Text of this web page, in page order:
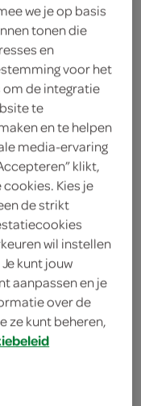
bij de
voor het rollen
een Japans
we je op basis
tonen die
en
voor het
de integratie
te
en te helpen
media-ervaring
klikt,
Kies je
de strikt
wil instellen
kunt jouw
aanpassen en je
over de
ze kunt beheren,